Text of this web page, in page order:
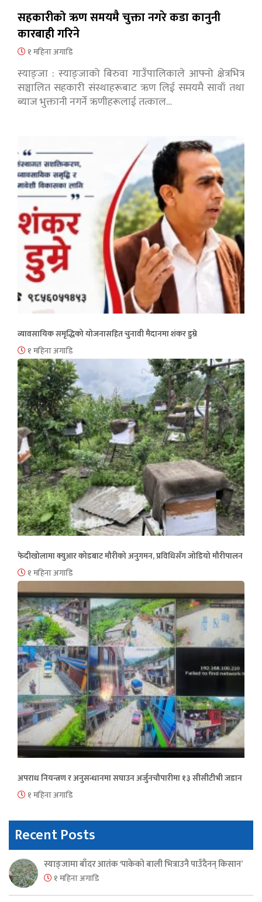
सहकारीको ऋण समयमै चुक्ता नगरे कडा कानुनी
कारबाही गरिने
१ महिना अगाडि
स्याङ्जा : स्याङ्जाको बिरुवा गाउँपालिकाले आफ्नो क्षेत्रभित्र
सञ्चालित सहकारी संस्थाहरूबाट ऋण लिई समयमै सावाँ तथा
ब्याज भुक्तानी नगर्ने ऋणीहरूलाई तत्काल…
व्यावसायिक समृद्धिको योजनासहित चुनावी मैदानमा शंकर डुम्रे
१ महिना अगाडि
फेदीखोलामा क्युआर कोडबाट मौरीको अनुगमन, प्रविधिसँग जोडियो मौरीपालन
१ महिना अगाडि
अपराध नियन्त्रण र अनुसन्धानमा सघाउन अर्जुनचौपारीमा १३ सीसीटीभी जडान
१ महिना अगाडि
Recent Posts
स्याङ्जामा बाँदर आतंक ‘पाकेको बाली भित्राउनै पाउँदैनन् किसान’
१ महिना अगाडि